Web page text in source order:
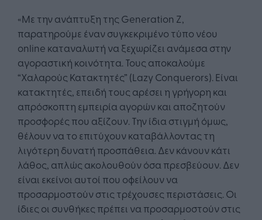
«Με την ανάπτυξη της Generation Z,
παρατηρούμε έναν συγκεκριμένο τύπο νέου
online καταναλωτή να ξεχωρίζει ανάμεσα στην
αγοραστική κοινότητα. Τους αποκαλούμε
“Χαλαρούς Κατακτητές” (Lazy Conquerors). Είναι
κατακτητές, επειδή τους αρέσει η γρήγορη και
απρόσκοπτη εμπειρία αγορών και αποζητούν
προσφορές που αξίζουν. Την ίδια στιγμή όμως,
θέλουν να το επιτύχουν καταβάλλοντας τη
λιγότερη δυνατή προσπάθεια. Δεν κάνουν κάτι
λάθος, απλώς ακολουθούν όσα πρεσβεύουν. Δεν
είναι εκείνοι αυτοί που οφείλουν να
προσαρμοστούν στις τρέχουσες περιστάσεις. Οι
ίδιες οι συνθήκες πρέπει να προσαρμοστούν στις